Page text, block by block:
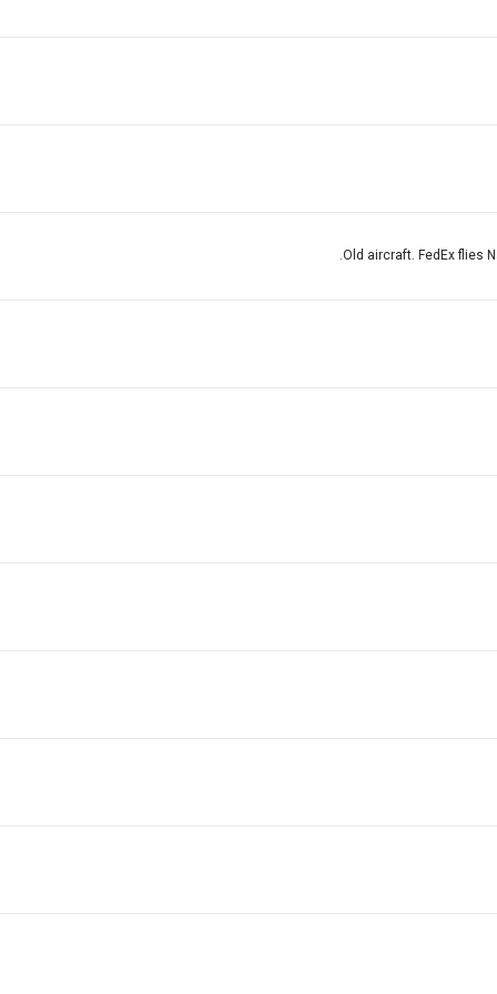
Old aircraft. FedEx flies